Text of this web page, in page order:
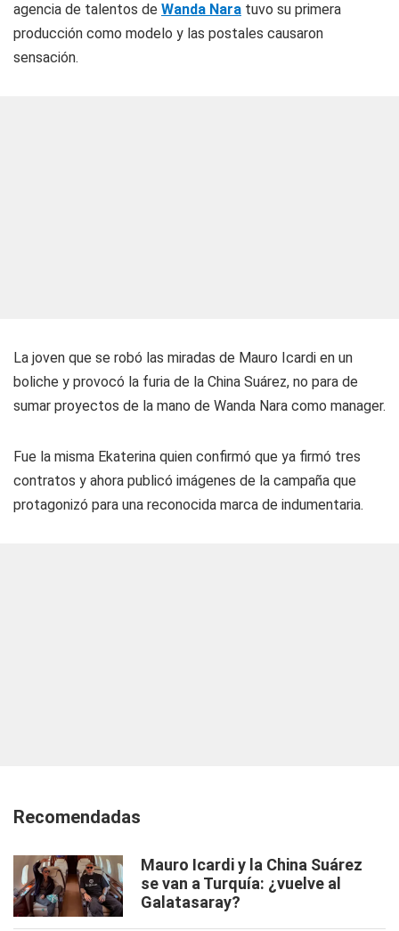
agencia de talentos de Wanda Nara tuvo su primera
producción como modelo y las postales causaron
sensación.
La joven que se robó las miradas de Mauro Icardi en un
boliche y provocó la furia de la China Suárez, no para de
sumar proyectos de la mano de Wanda Nara como manager.
Fue la misma Ekaterina quien confirmó que ya firmó tres
contratos y ahora publicó imágenes de la campaña que
protagonizó para una reconocida marca de indumentaria.
Recomendadas
Mauro Icardi y la China Suárez
se van a Turquía: ¿vuelve al
Galatasaray?